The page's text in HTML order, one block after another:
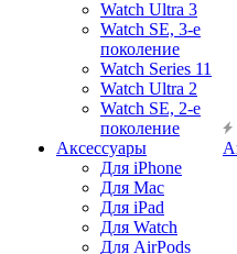
Watch Ultra 3
Watch SE, 3-е
поколение
Watch Series 11
Watch Ultra 2
Watch SE, 2-е
поколение
Аксессуары
Для iPhone
Для Mac
Для iPad
Для Watch
Для AirPods